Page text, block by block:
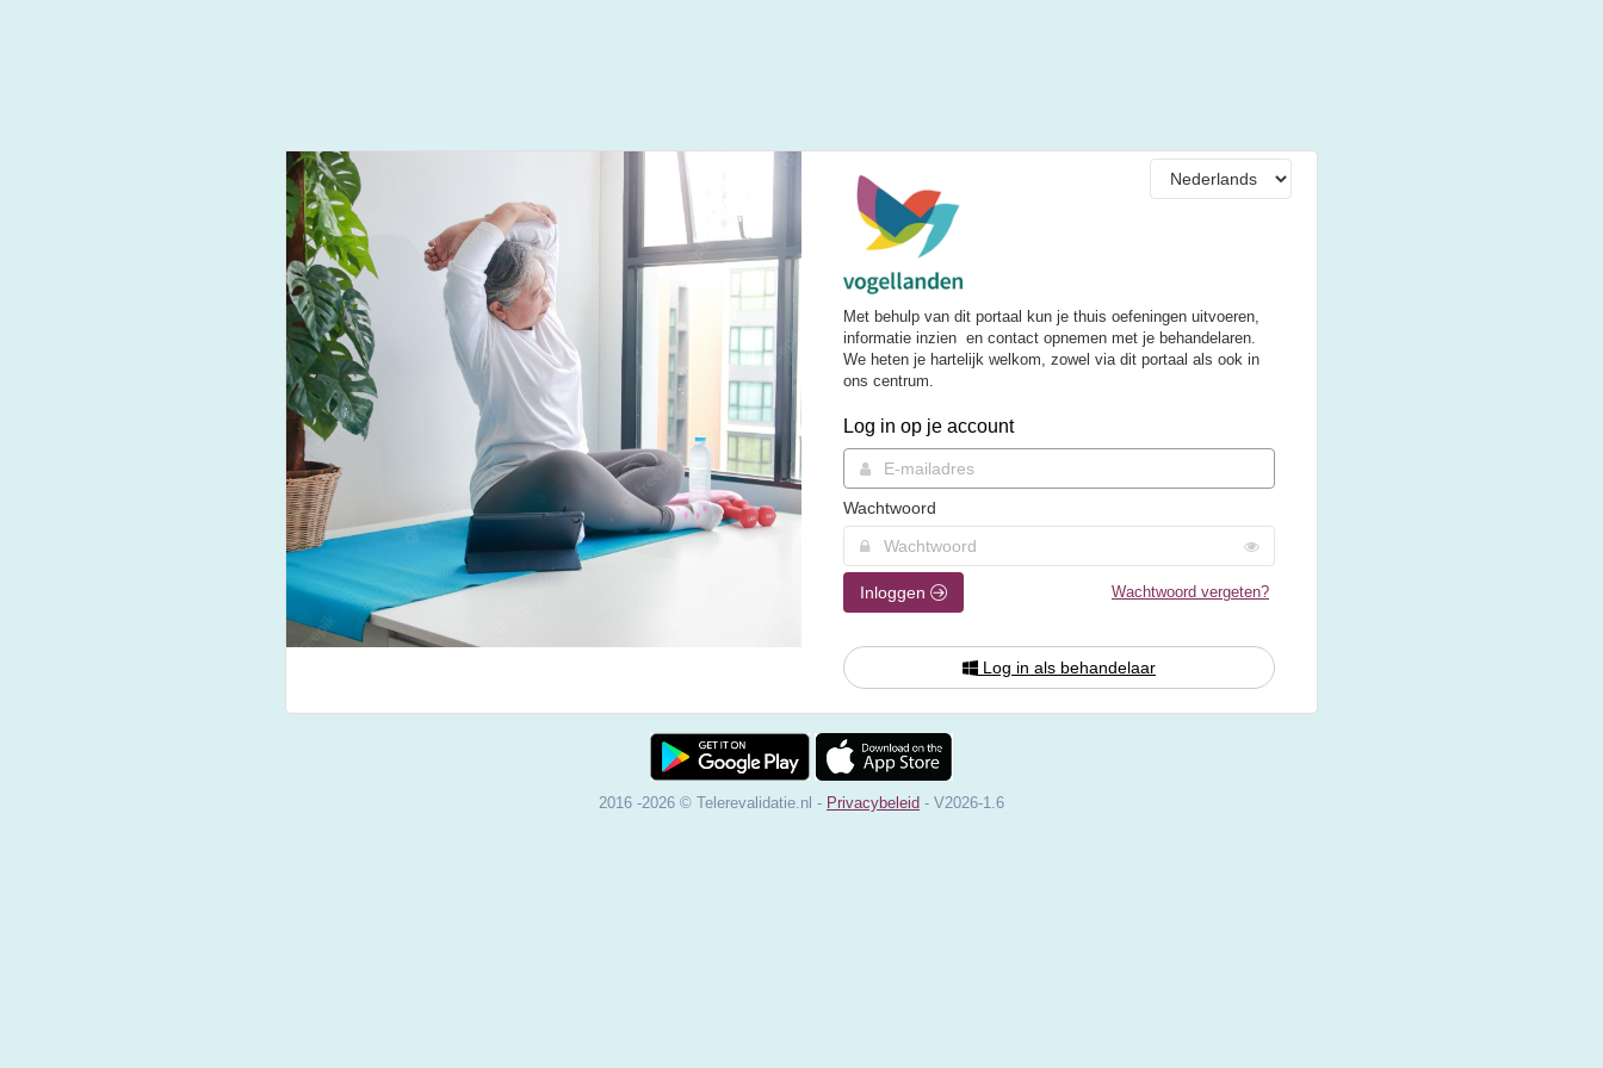
Met behulp van dit portaal kun je thuis oefeningen uitvoeren,
informatie inzien en contact opnemen met je behandelaren.
We heten je hartelijk welkom, zowel via dit portaal als ook in
ons centrum.
Log in op je account
Wachtwoord
Inloggen Wachtwoord vergeten?
Log in als behandelaar
2016 -2026 © Telerevalidatie.nl - Privacybeleid - V2026-1.6